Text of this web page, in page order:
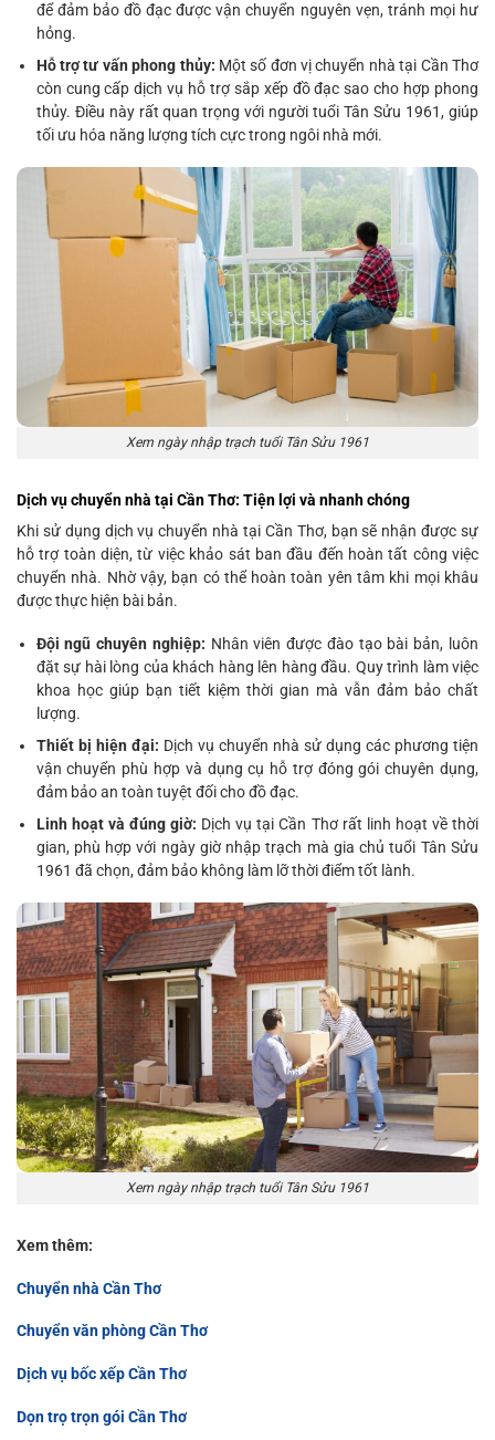
để đảm bảo đồ đạc được vận chuyển nguyên vẹn, tránh mọi hư
hỏng.
Hỗ trợ tư vấn phong thủy: Một số đơn vị chuyển nhà tại Cần Thơ
còn cung cấp dịch vụ hỗ trợ sắp xếp đồ đạc sao cho hợp phong
thủy. Điều này rất quan trọng với người tuổi Tân Sửu 1961, giúp
tối ưu hóa năng lượng tích cực trong ngôi nhà mới.
Xem ngày nhập trạch tuổi Tân Sửu 1961
Dịch vụ chuyển nhà tại Cần Thơ: Tiện lợi và nhanh chóng
Khi sử dụng dịch vụ chuyển nhà tại Cần Thơ, bạn sẽ nhận được sự
hỗ trợ toàn diện, từ việc khảo sát ban đầu đến hoàn tất công việc
chuyển nhà. Nhờ vậy, bạn có thể hoàn toàn yên tâm khi mọi khâu
được thực hiện bài bản.
Đội ngũ chuyên nghiệp: Nhân viên được đào tạo bài bản, luôn
đặt sự hài lòng của khách hàng lên hàng đầu. Quy trình làm việc
khoa học giúp bạn tiết kiệm thời gian mà vẫn đảm bảo chất
lượng.
Thiết bị hiện đại: Dịch vụ chuyển nhà sử dụng các phương tiện
vận chuyển phù hợp và dụng cụ hỗ trợ đóng gói chuyên dụng,
đảm bảo an toàn tuyệt đối cho đồ đạc.
Linh hoạt và đúng giờ: Dịch vụ tại Cần Thơ rất linh hoạt về thời
gian, phù hợp với ngày giờ nhập trạch mà gia chủ tuổi Tân Sửu
1961 đã chọn, đảm bảo không làm lỡ thời điểm tốt lành.
Xem ngày nhập trạch tuổi Tân Sửu 1961
Xem thêm:
Chuyển nhà Cần Thơ
Chuyển văn phòng Cần Thơ
Dịch vụ bốc xếp Cần Thơ
Dọn trọ trọn gói Cần Thơ